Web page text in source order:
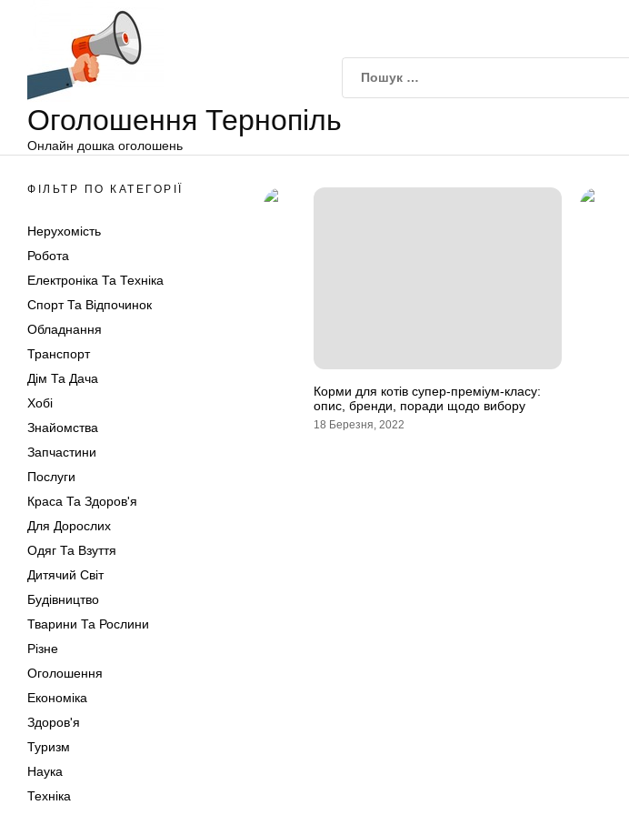
Оголошення Тернопіль
Онлайн дошка оголошень
ФІЛЬТР ПО КАТЕГОРІЇ
Нерухомість
Робота
Електроніка Та Техніка
Спорт Та Відпочинок
Обладнання
Транспорт
Дім Та Дача
Хобі
Знайомства
Запчастини
Послуги
Краса Та Здоров'я
Для Дорослих
Одяг Та Взуття
Дитячий Світ
Будівництво
Тварини Та Рослини
Різне
Оголошення
Економіка
Здоров'я
Туризм
Наука
Техніка
Корми для котів супер-преміум-класу:
опис, бренди, поради щодо вибору
18 Березня, 2022